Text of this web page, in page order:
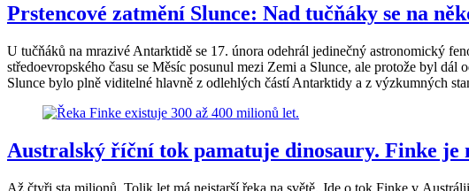
Prstencové zatmění Slunce: Nad tučňáky se na
U tučňáků na mrazivé Antarktidě se 17. února odehrál jedinečný astronomický
středoevropského času se Měsíc posunul mezi Zemi a Slunce, ale protože byl
Slunce bylo plně viditelné hlavně z odlehlých částí Antarktidy a z výzkumných
Australský říční tok pamatuje dinosaury. Finke je
Až čtyři sta milionů. Tolik let má nejstarší řeka na světě. Jde o tok Finke v